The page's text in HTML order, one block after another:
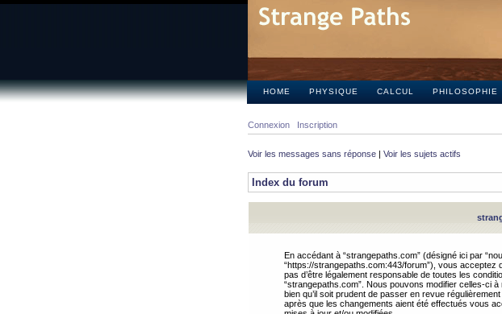
HOME PHYSIQUE CALCUL PHILOSOPHIE
Connexion Inscription
Voir les messages sans réponse | Voir les sujets actifs
Index du forum
En accédant à “strangepaths.com” (désigné ici par
“https://strangepaths.com:443/forum”), vous acceptez
pas d’être légalement responsable de toutes les
“strangepaths.com”. Nous pouvons modifier celles-ci
bien qu’il soit prudent de passer en revue
après que les changements aient été effectués vous